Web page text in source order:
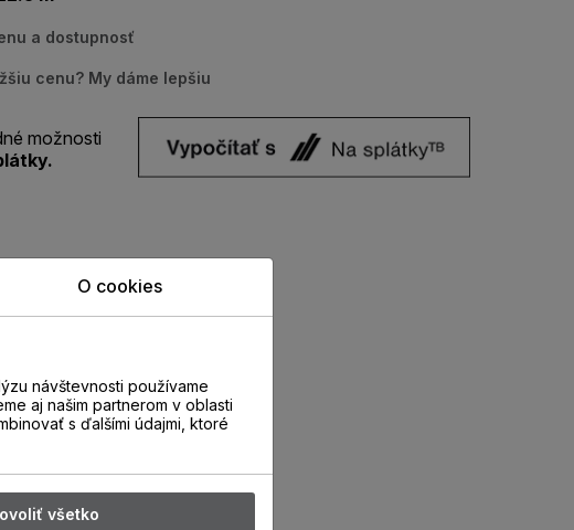
a dostupnosť
cenu? My dáme lepšiu
možnosti
O cookies
návštevnosti používame
aj našim partnerom v oblasti
s ďalšími údajmi, ktoré
všetko